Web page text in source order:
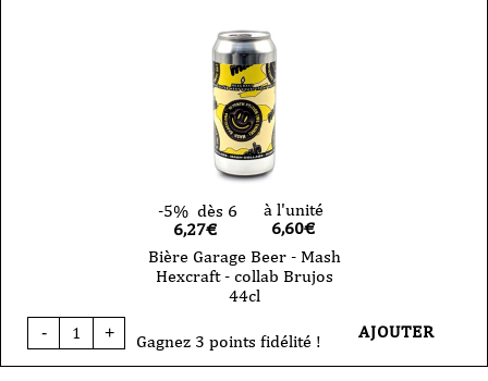
-5% dès 6
6,27€
à l'unité
6,60€
Bière Garage Beer - Mash
Hexcraft - collab Brujos
44cl
-
quantité
de
+ Gagnez 3 points fidélité ! AJOUTER